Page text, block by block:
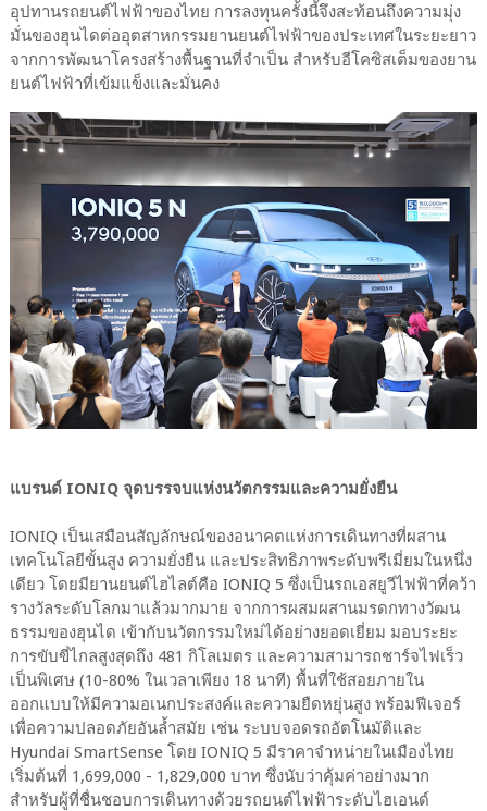
อุปทานรถยนต์ไฟฟ้าของไทย การลงทุนครั้งนี้จึงสะท้อนถึงความมุ่ง
มั่นของฮุนไดต่ออุตสาหกรรมยานยนต์ไฟฟ้าของประเทศในระยะยาว
จากการพัฒนาโครงสร้างพื้นฐานที่จำเป็น สำหรับอีโคซิสเต็มของยาน
ยนต์ไฟฟ้าที่เข้มแข็งและมั่นคง
แบรนด์ IONIQ จุดบรรจบแห่งนวัตกรรมและความยั่งยืน
IONIQ เป็นเสมือนสัญลักษณ์ของอนาคตแห่งการเดินทางที่ผสาน
เทคโนโลยีขั้นสูง ความยั่งยืน และประสิทธิภาพระดับพรีเมี่ยมในหนึ่ง
เดียว โดยมียานยนต์ไฮไลต์คือ IONIQ 5 ซึ่งเป็นรถเอสยูวีไฟฟ้าที่คว้า
รางวัลระดับโลกมาแล้วมากมาย จากการผสมผสานมรดกทางวัฒน
ธรรมของฮุนได เข้ากับนวัตกรรมใหม่ได้อย่างยอดเยี่ยม มอบระยะ
การขับขี่ไกลสูงสุดถึง 481 กิโลเมตร และความสามารถชาร์จไฟเร็ว
เป็นพิเศษ (10-80% ในเวลาเพียง 18 นาที) พื้นที่ใช้สอยภายใน
ออกแบบให้มีความอเนกประสงค์และความยืดหยุ่นสูง พร้อมฟีเจอร์
เพื่อความปลอดภัยอันล้ำสมัย เช่น ระบบจอดรถอัตโนมัติและ
Hyundai SmartSense โดย IONIQ 5 มีราคาจำหน่ายในเมืองไทย
เริ่มต้นที่ 1,699,000 - 1,829,000 บาท ซึ่งนับว่าคุ้มค่าอย่างมาก
สำหรับผู้ที่ชื่นชอบการเดินทางด้วยรถยนต์ไฟฟ้าระดับไฮเอนด์